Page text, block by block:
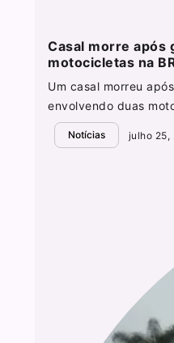
Casal morre após
motocicletas na
Um casal morreu
envolvendo duas
Notícias julho 25,